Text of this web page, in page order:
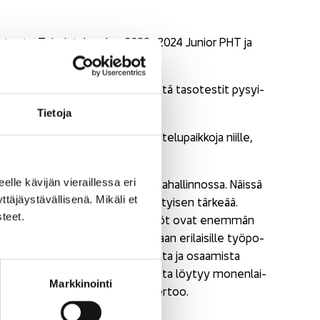
Tie­to­ja
kä­vi­jän vie­rail­les­sa eri
Mi­kä­li et
Markkinointi
Toi­min­ta­kau­den 2023–2024 Ju­nior PHT ja
tu­li­ja suo­rit­tai­si ta­so­tes­tin ja että ta­so­tes­tit py­syi­
​Filppula.
mää­rän pal­kal­li­sia har­joit­te­lu­paik­ko­ja niil­le,
työ­ural­le talous-​ ja palk­ka­hal­lin­nos­sa. Näis­sä
ja ke­hit­tä­mi­nen on eri­tyi­sen tär­ke­ää.
mo­ti­voi­tu­neet hen­ki­löt ovat enem­män
Accoun­to­ril­la hen­ki­lös­töä tue­taan eri­lai­sil­le työ­po­
Kun ko­ke­mus­ta ja osaa­mis­ta
edetä ural­la. a+Tea­mis­ta löy­tyy mo­nen­lai­
osaa­jil­le”, Keski-​Filppula ker­too.